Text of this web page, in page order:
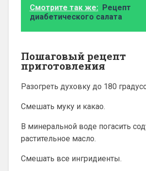
Смотрите так же: Рецепт
диабетического салата
Пошаговый рецепт
приготовления
Разогреть духовку до 180
Смешать муку и какао.
В минеральной воде погасить
растительное масло.
Смешать все ингридиенты.